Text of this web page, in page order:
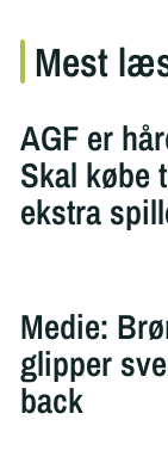
Mest
AGF er
Skal købe
ekstra
Medie:
glipper
back